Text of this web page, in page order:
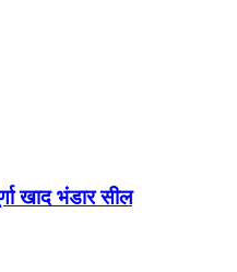
खाद भंडार सील